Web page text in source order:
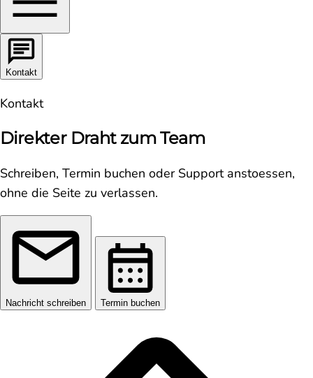
Kontakt
Kontakt
Direkter Draht zum Team
Schreiben, Termin buchen oder Support anstoessen,
ohne die Seite zu verlassen.
Nachricht schreiben Termin buchen